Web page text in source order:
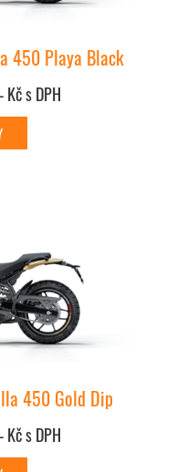
450 Playa Black
s DPH
450 Gold Dip
s DPH